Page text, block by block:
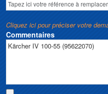
Cliquez ici pour préciser votre
Commentaires